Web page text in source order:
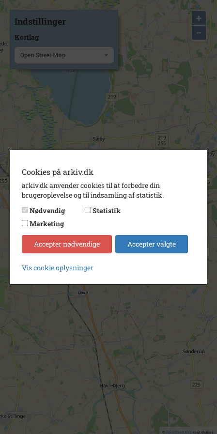
+
−
© OpenStreetMapcontributors.
Indstillinger
Kortlag
Open Street Map
Cookies på arkiv.dk
arkiv.dk anvender cookies til at forbedre din
brugeroplevelse og til indsamling af statistik.
Nødvendig
Statistik
Marketing
Accepter nødvendige Accepter valgte
Vis cookie oplysninger